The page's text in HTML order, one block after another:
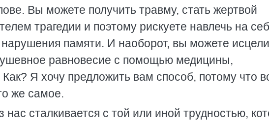
Вы можете получить травму, стать жертвой
трагедии и поэтому рискуете навлечь на
памяти. И наоборот, вы можете
равновесие с помощью медицины,
Я хочу предложить вам способ, потому что
же самое.
сталкивается с той или иной трудностью,